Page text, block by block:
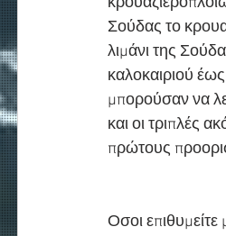
Σούδας το
λιμάνι της
καλοκαιριού
μπορούσαν να
και οι τριπλές
πρώτους
Οσοι επιθυμείτε